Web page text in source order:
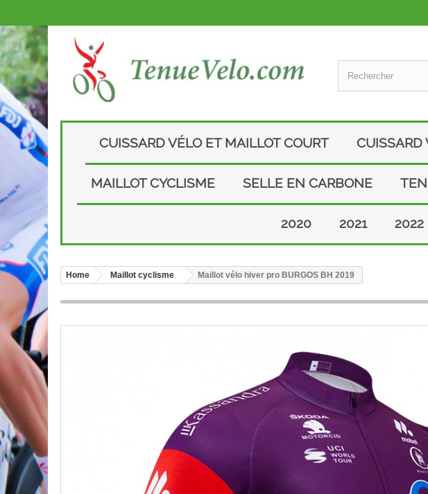
CUISSARD VÉLO ET MAILLOT COURT CUISSARD
MAILLOT CYCLISME SELLE EN CARBONE
2020 2021 2022
Home Maillot cyclisme Maillot vélo hiver pro BURGOS BH 2019